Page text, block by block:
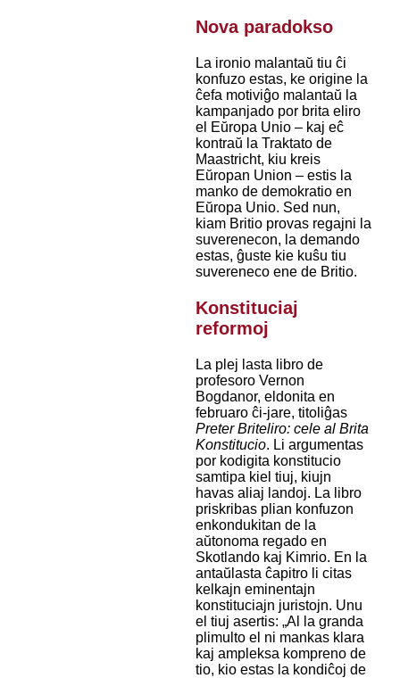
Nova paradokso
La ironio malantaŭ tiu ĉi
konfuzo estas, ke origine la
ĉefa motiviĝo malantaŭ la
kampanjado por brita eliro
el Eŭropa Unio – kaj eĉ
kontraŭ la Traktato de
Maastricht, kiu kreis
Eŭropan Union – estis la
manko de demokratio en
Eŭropa Unio. Sed nun,
kiam Britio provas regajni la
suverenecon, la demando
estas, ĝuste kie kuŝu tiu
suvereneco ene de Britio.
Konstituciaj
reformoj
La plej lasta libro de
profesoro Vernon
Bogdanor, eldonita en
februaro ĉi-jare, titoliĝas
Preter Briteliro: cele al Brita
Konstitucio. Li argumentas
por kodigita konstitucio
samtipa kiel tiuj, kiujn
havas aliaj landoj. La libro
priskribas plian konfuzon
enkondukitan de la
aŭtonoma regado en
Skotlando kaj Kimrio. En la
antaŭlasta ĉapitro li citas
kelkajn eminentajn
konstituciajn juristojn. Unu
el tiuj asertis: „Al la granda
plimulto el ni mankas klara
kaj ampleksa kompreno de
tio, kio estas la kondiĉoj de